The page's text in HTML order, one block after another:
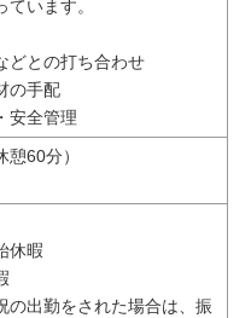
います。
どとの打ち合わせ
の手配
安全管理
60分）
休暇
出勤をされた場合は、振